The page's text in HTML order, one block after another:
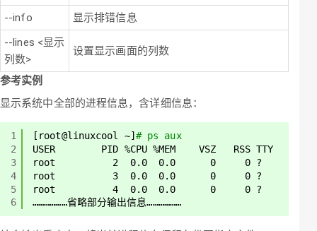
--info
显示排错信息
--lines <显示
列数>
设置显示画面的列数
参考实例
显示系统中全部的进程信息，含详细信息：
1
2
3
4
5
6
[root@linuxcool ~] # ps aux
USER        PID %CPU %MEM    VSZ   RSS TTY
root          2  0.0  0.0      0     0 ?
root          3  0.0  0.0      0     0 ?
root          4  0.0  0.0      0     0 ?
………………省略部分输出信息………………